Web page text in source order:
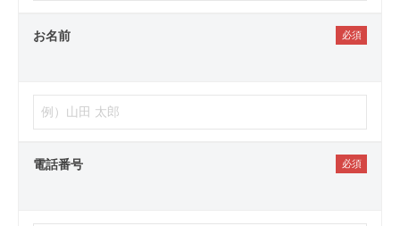
お名前
電話番号